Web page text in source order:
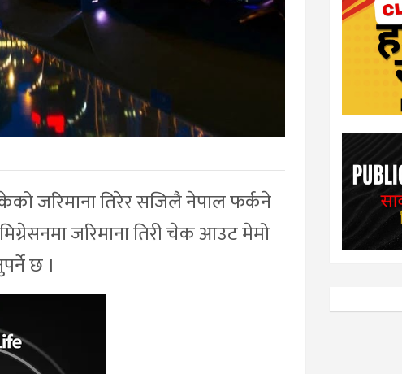
जरिमाना तिरेर सजिलै नेपाल फर्कने
जरिमाना तिरी चेक आउट मेमो
छ ।